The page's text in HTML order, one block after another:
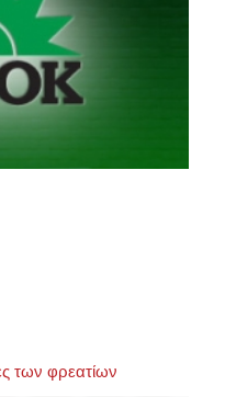
των φρεατίων